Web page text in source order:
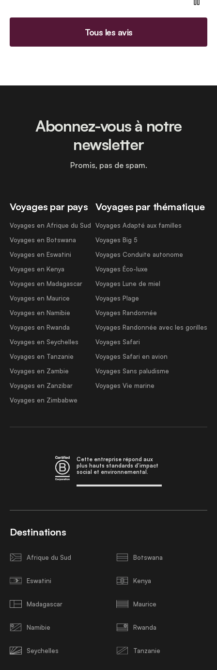
Tous les avis
Voyages par pays
Voyages en Afrique du Sud
Voyages en Botswana
Voyages en Eswatini
Voyages en Kenya
Voyages en Madagascar
Voyages en Maurice
Voyages en Namibie
Voyages en Rwanda
Voyages en Seychelles
Voyages en Tanzanie
Voyages en Zambie
Voyages en Zanzibar
Voyages en Zimbabwe
Voyages par thématique
Voyages Adapté aux familles
Voyages Big 5
Voyages Conduite autonome
Voyages Éco-luxe
Voyages Lune de miel
Voyages Plage
Voyages Randonnée
Voyages Randonnée avec les gorilles
Voyages Safari
Voyages Safari en avion
Voyages Sans paludisme
Voyages Vie marine
Abonnez-vous à notre
newsletter
Promis, pas de spam.
Cette entreprise répond aux
plus hauts standards d'impact
social et environnemental.
Destinations
Afrique du Sud Botswana
Eswatini Kenya
Madagascar Maurice
Namibie Rwanda
Seychelles Tanzanie